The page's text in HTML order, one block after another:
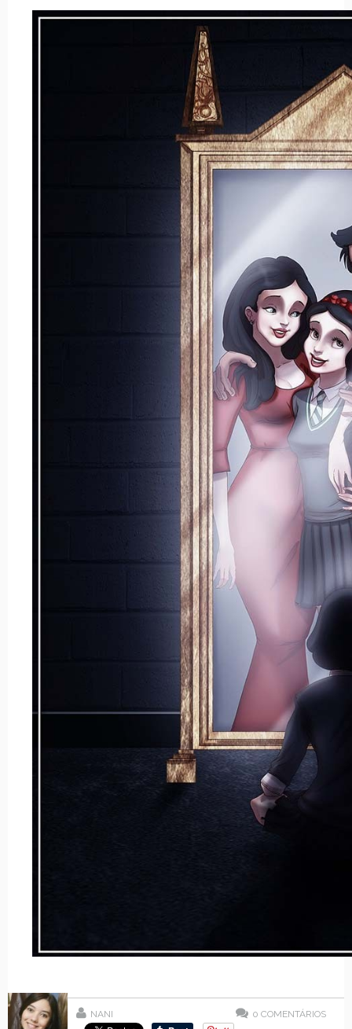
NANI 0 COMENTÁRIOS